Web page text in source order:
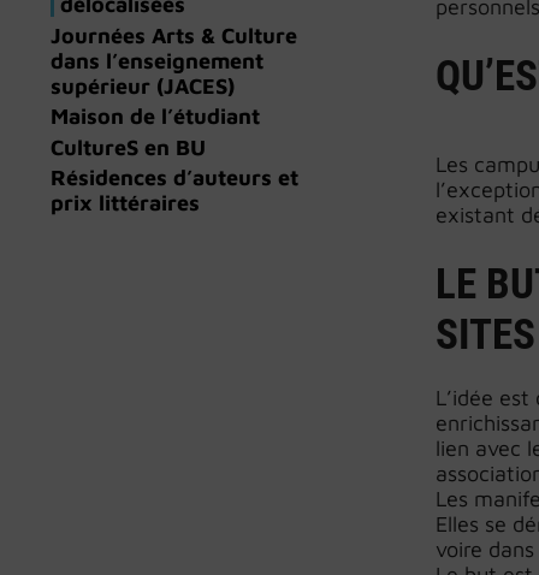
Les
existant
LE
SITES
L’idée
lien avec
Les
Elles se
voire
Journées Arts & Culture
dans l’enseignement
supérieur (JACES)
Maison de l’étudiant
CultureS en BU
Résidences d’auteurs et
prix littéraires